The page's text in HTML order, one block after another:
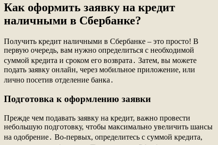
Как оформить заявку на кредит
наличными в Сбербанке?
Получить кредит наличными в Сбербанке – это просто! В
первую очередь, вам нужно определиться с необходимой
суммой кредита и сроком его возврата․ Затем, вы можете
подать заявку онлайн, через мобильное приложение, или
лично посетив отделение банка․
Подготовка к оформлению заявки
Прежде чем подавать заявку на кредит, важно провести
небольшую подготовку, чтобы максимально увеличить шансы
на одобрение․ Во-первых, определитесь с суммой кредита,